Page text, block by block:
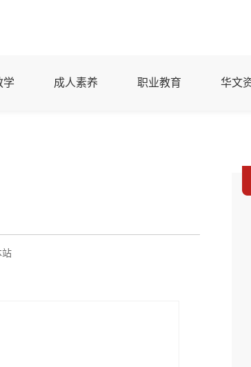
学 成人素养 职业教育 华文
站